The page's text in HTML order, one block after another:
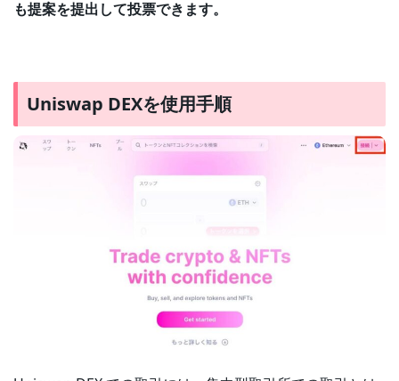
も提案を提出して投票できます。
Uniswap DEXを使用手順